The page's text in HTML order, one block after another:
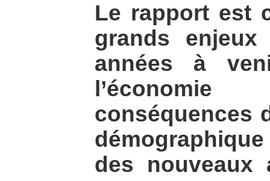
Le rapport est
grands
années à
l’économie
conséquences
démographique
des nouveaux